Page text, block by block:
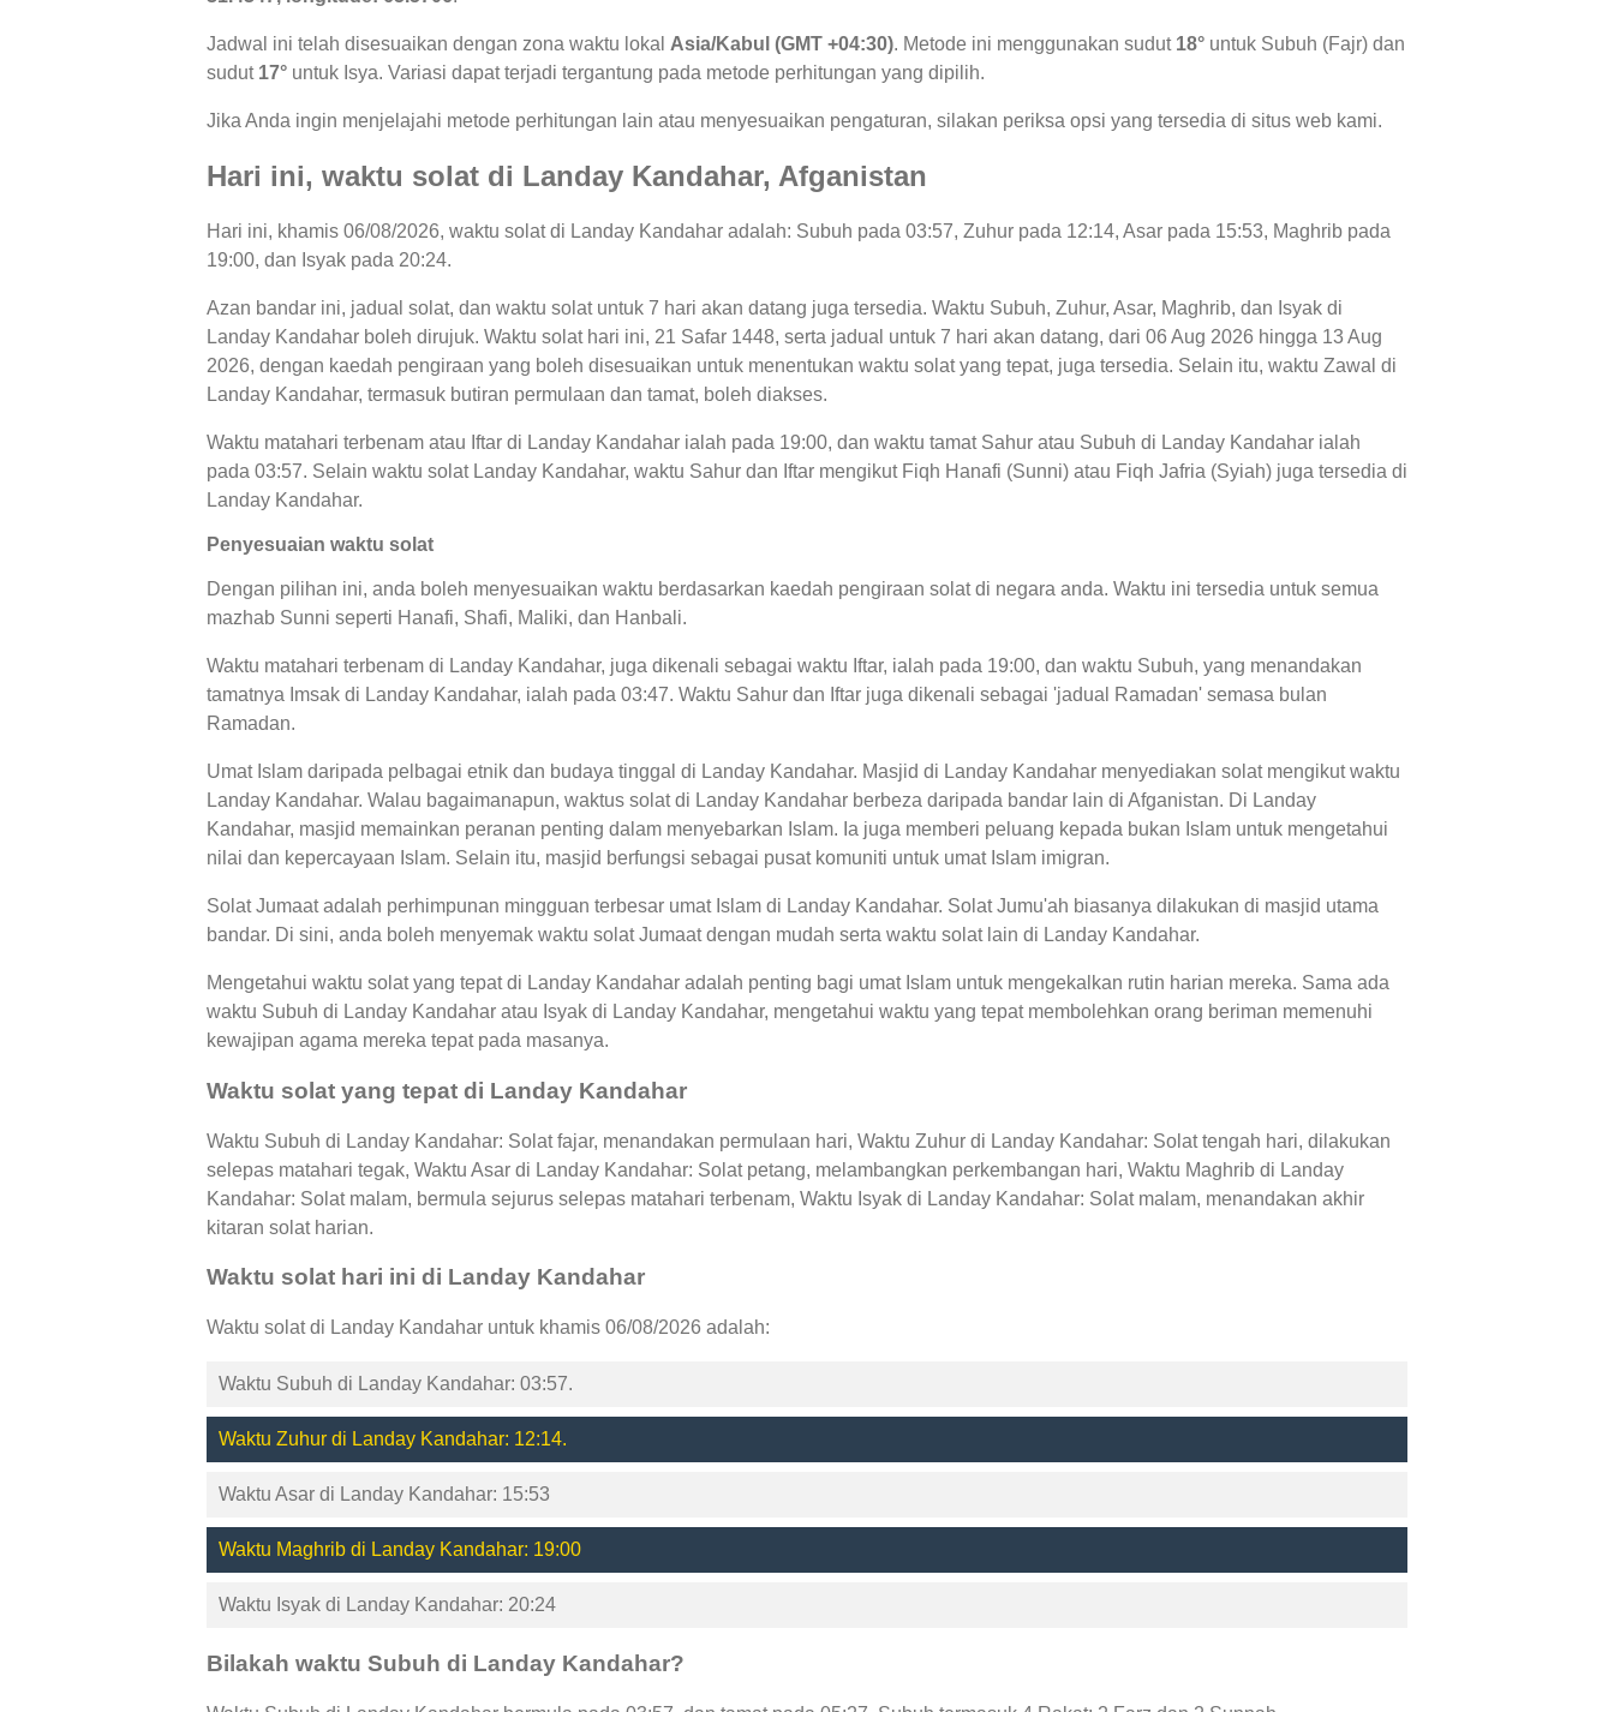
Jadwal ini telah disesuaikan dengan zona waktu lokal Asia/Kabul (GMT +04:30). Metode ini menggunakan sudut 18° untuk Subuh (Fajr) dan
sudut 17° untuk Isya. Variasi dapat terjadi tergantung pada metode perhitungan yang dipilih.
Jika Anda ingin menjelajahi metode perhitungan lain atau menyesuaikan pengaturan, silakan periksa opsi yang tersedia di situs web kami.
Hari ini, waktu solat di Landay Kandahar, Afganistan
Hari ini, khamis 06/08/2026, waktu solat di Landay Kandahar adalah: Subuh pada 03:57, Zuhur pada 12:14, Asar pada 15:53, Maghrib pada
19:00, dan Isyak pada 20:24.
Azan bandar ini, jadual solat, dan waktu solat untuk 7 hari akan datang juga tersedia. Waktu Subuh, Zuhur, Asar, Maghrib, dan Isyak di
Landay Kandahar boleh dirujuk. Waktu solat hari ini, 21 Safar 1448, serta jadual untuk 7 hari akan datang, dari 06 Aug 2026 hingga 13 Aug
2026, dengan kaedah pengiraan yang boleh disesuaikan untuk menentukan waktu solat yang tepat, juga tersedia. Selain itu, waktu Zawal di
Landay Kandahar, termasuk butiran permulaan dan tamat, boleh diakses.
Waktu matahari terbenam atau Iftar di Landay Kandahar ialah pada 19:00, dan waktu tamat Sahur atau Subuh di Landay Kandahar ialah
pada 03:57. Selain waktu solat Landay Kandahar, waktu Sahur dan Iftar mengikut Fiqh Hanafi (Sunni) atau Fiqh Jafria (Syiah) juga tersedia di
Landay Kandahar.
Penyesuaian waktu solat
Dengan pilihan ini, anda boleh menyesuaikan waktu berdasarkan kaedah pengiraan solat di negara anda. Waktu ini tersedia untuk semua
mazhab Sunni seperti Hanafi, Shafi, Maliki, dan Hanbali.
Waktu matahari terbenam di Landay Kandahar, juga dikenali sebagai waktu Iftar, ialah pada 19:00, dan waktu Subuh, yang menandakan
tamatnya Imsak di Landay Kandahar, ialah pada 03:47. Waktu Sahur dan Iftar juga dikenali sebagai 'jadual Ramadan' semasa bulan
Ramadan.
Umat Islam daripada pelbagai etnik dan budaya tinggal di Landay Kandahar. Masjid di Landay Kandahar menyediakan solat mengikut waktu
Landay Kandahar. Walau bagaimanapun, waktus solat di Landay Kandahar berbeza daripada bandar lain di Afganistan. Di Landay
Kandahar, masjid memainkan peranan penting dalam menyebarkan Islam. Ia juga memberi peluang kepada bukan Islam untuk mengetahui
nilai dan kepercayaan Islam. Selain itu, masjid berfungsi sebagai pusat komuniti untuk umat Islam imigran.
Solat Jumaat adalah perhimpunan mingguan terbesar umat Islam di Landay Kandahar. Solat Jumu'ah biasanya dilakukan di masjid utama
bandar. Di sini, anda boleh menyemak waktu solat Jumaat dengan mudah serta waktu solat lain di Landay Kandahar.
Mengetahui waktu solat yang tepat di Landay Kandahar adalah penting bagi umat Islam untuk mengekalkan rutin harian mereka. Sama ada
waktu Subuh di Landay Kandahar atau Isyak di Landay Kandahar, mengetahui waktu yang tepat membolehkan orang beriman memenuhi
kewajipan agama mereka tepat pada masanya.
Waktu solat yang tepat di Landay Kandahar
Waktu Subuh di Landay Kandahar: Solat fajar, menandakan permulaan hari, Waktu Zuhur di Landay Kandahar: Solat tengah hari, dilakukan
selepas matahari tegak, Waktu Asar di Landay Kandahar: Solat petang, melambangkan perkembangan hari, Waktu Maghrib di Landay
Kandahar: Solat malam, bermula sejurus selepas matahari terbenam, Waktu Isyak di Landay Kandahar: Solat malam, menandakan akhir
kitaran solat harian.
Waktu solat hari ini di Landay Kandahar
Waktu solat di Landay Kandahar untuk khamis 06/08/2026 adalah:
Waktu Subuh di Landay Kandahar: 03:57.
Waktu Zuhur di Landay Kandahar: 12:14.
Waktu Asar di Landay Kandahar: 15:53
Waktu Maghrib di Landay Kandahar: 19:00
Waktu Isyak di Landay Kandahar: 20:24
Bilakah waktu Subuh di Landay Kandahar?